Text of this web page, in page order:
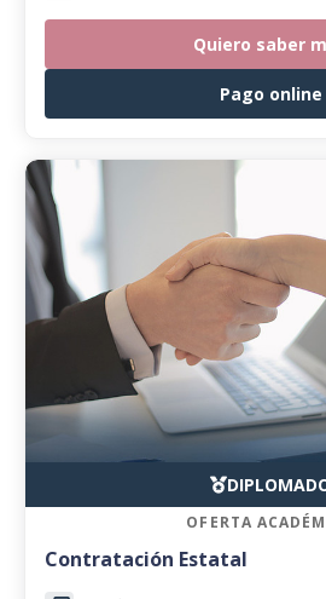
Quiero saber
Pago online
OFERTA
Contratación Estatal